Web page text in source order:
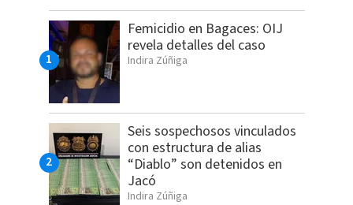
Femicidio en Bagaces: OIJ
revela detalles del caso
Indira Zúñiga
Seis sospechosos vinculados
con estructura de alias
“Diablo” son detenidos en
Jacó
Indira Zúñiga